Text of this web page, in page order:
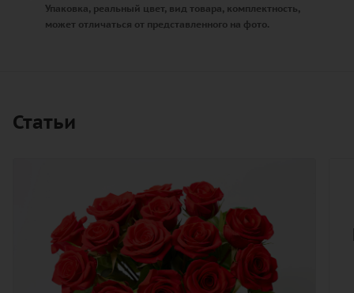
Упаковка, реальный цвет, вид товара, комплектность,
может отличаться от представленного на фото.
Статьи